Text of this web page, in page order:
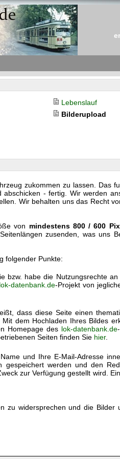
Lebenslauf
Bilderupload
zukommen zu lassen. Das
- fertig. Wir werden
Wir behalten uns das Recht
von mindestens 800 / 600
zusenden, was uns
folgender Punkte:
bzw. habe die Nutzungsrechte an
lok-datenbank.de-Projekt von
dass diese Seite einen
dem Hochladen Ihres Bildes
Homepage des lok-datenbank.de
Seiten finden Sie hier.
und Ihre E-Mail-Adresse
gespeichert werden und den
zur Verfügung gestellt wird.
zu widersprechen und die Bilder